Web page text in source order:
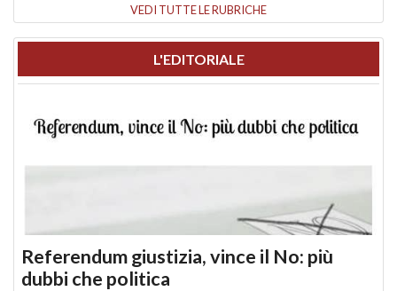
VEDI TUTTE LE RUBRICHE
L'EDITORIALE
Referendum giustizia, vince il No: più
dubbi che politica